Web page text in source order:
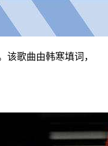
该歌曲由韩寒填词，